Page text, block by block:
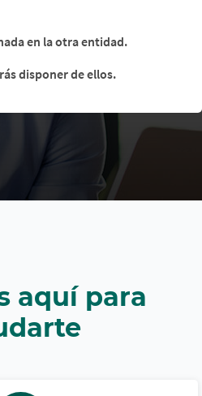
en la otra entidad.
disponer de ellos.
aquí para